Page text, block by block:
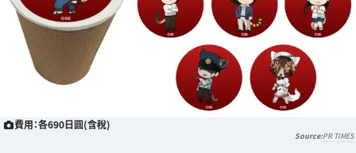
費用：各690日圓(含稅)
PR TIMES